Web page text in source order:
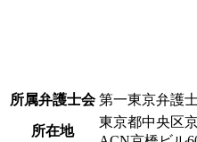
所属弁護士会 第一東京弁護
所在地
東京都中央区